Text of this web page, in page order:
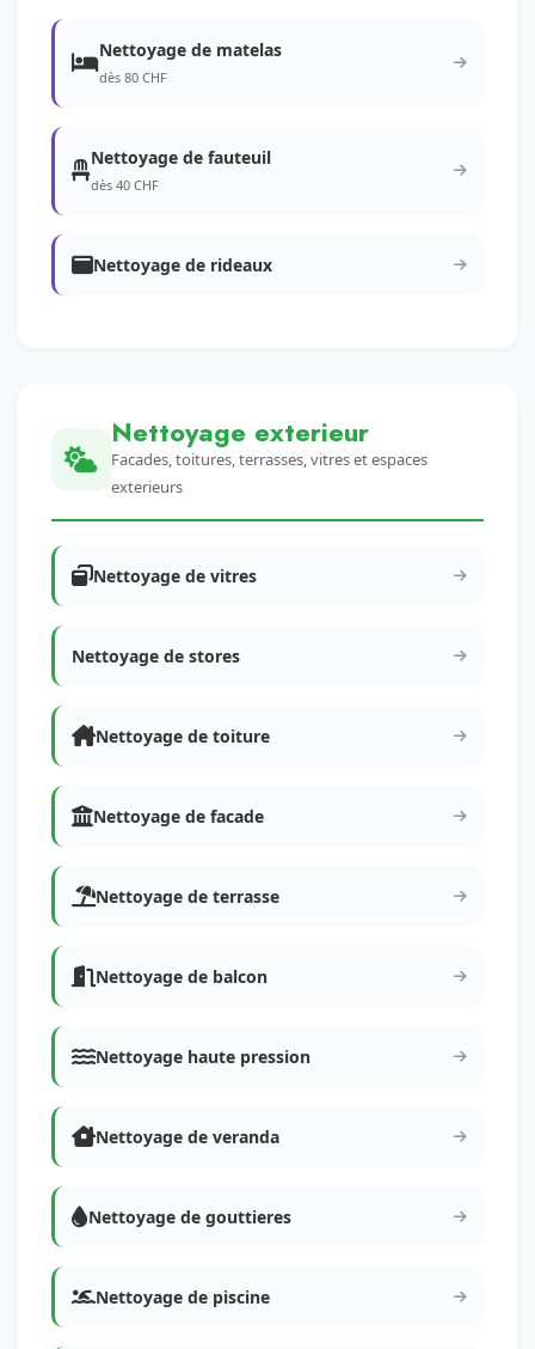
Nettoyage de matelas
dès 80 CHF
Nettoyage de fauteuil
dès 40 CHF
Nettoyage de rideaux
Nettoyage exterieur
Facades, toitures, terrasses, vitres et espaces
exterieurs
Nettoyage de vitres
Nettoyage de stores
Nettoyage de toiture
Nettoyage de facade
Nettoyage de terrasse
Nettoyage de balcon
Nettoyage haute pression
Nettoyage de veranda
Nettoyage de gouttieres
Nettoyage de piscine